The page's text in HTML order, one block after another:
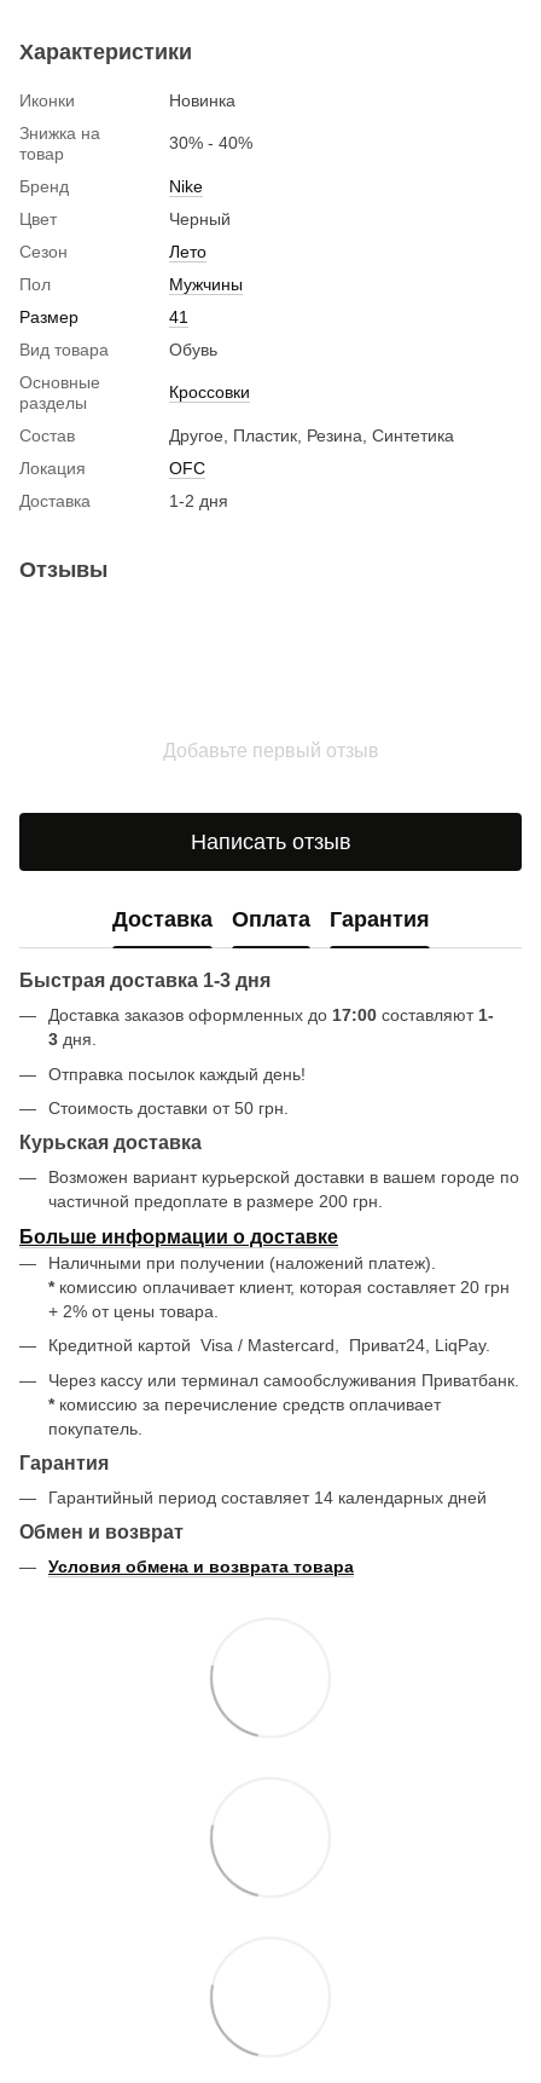
Характеристики
Иконки
Новинка
Знижка на
товар
30% - 40%
Бренд
Nike
Цвет
Черный
Сезон
Лето
Пол
Мужчины
Размер
41
Вид товара
Обувь
Основные
разделы
Кроссовки
Состав
Другое, Пластик, Резина, Синтетика
Локация
OFC
Доставка
1-2 дня
Отзывы
Добавьте первый отзыв
Написать отзыв
Доставка Оплата Гарантия
Быстрая доставка 1-3 дня
Доставка заказов оформленных до 17:00 составляют1-
3 дня.
Отправка посылок каждый день!
Стоимость доставки от 50 грн.
Курьская доставка
Возможен вариант курьерской доставки в вашем городе по
частичной предоплате в размере 200 грн.
Больше информации о доставке
Наличными при получении (наложений платеж).
* комиссию оплачивает клиент, которая составляет 20 грн
+ 2% от цены товара.
Кредитной картой Visa / Mastercard, Приват24, LiqPay.
Через кассу или терминал самообслуживания Приватбанк.
* комиссию за перечисление средств оплачивает
покупатель.
Гарантия
Гарантийный период составляет 14 календарных дней
Обмен и возврат
Условия обмена и возврата товара